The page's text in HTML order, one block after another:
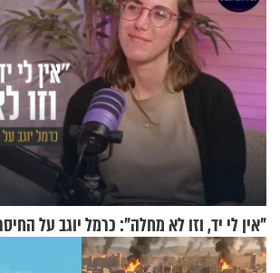
"אין לי יד, וזו לא מחלה": כרמל יוגב על